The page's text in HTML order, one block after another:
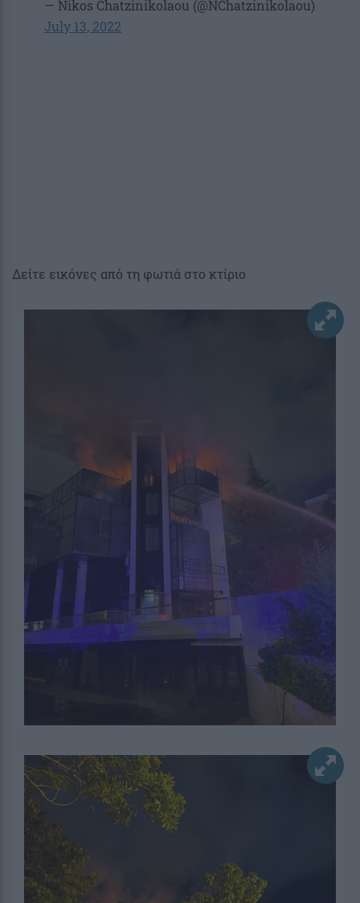
— Nikos Chatzinikolaou (@NChatzinikolaou)
July 13, 2022
Δείτε εικόνες από τη φωτιά στο κτίριο